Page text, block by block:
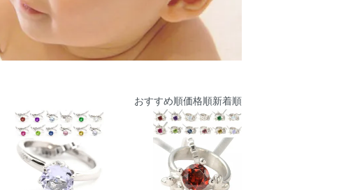
おすすめ順価格順新着順